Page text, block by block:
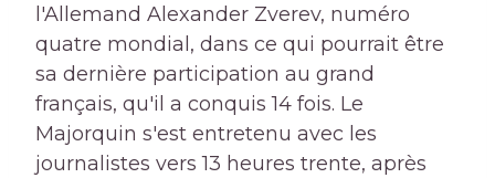
l'Allemand Alexander Zverev, numéro
quatre mondial, dans ce qui pourrait être
sa dernière participation au grand
français, qu'il a conquis 14 fois. Le
Majorquin s'est entretenu avec les
journalistes vers 13 heures trente, après